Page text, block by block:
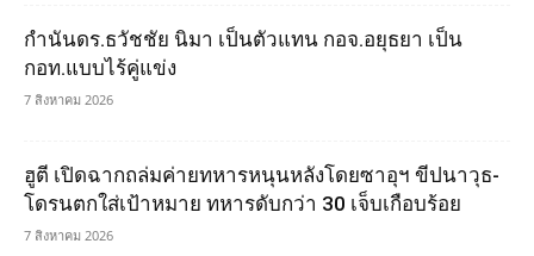
กำนันดร.ธวัชชัย นิมา เป็นตัวแทน กอจ.อยุธยา เป็น
กอท.แบบไร้คู่แข่ง
7 สิงหาคม 2026
ฮูตี เปิดฉากถล่มค่ายทหารหนุนหลังโดยซาอุฯ ขีปนาวุธ-
โดรนตกใส่เป้าหมาย ทหารดับกว่า 30 เจ็บเกือบร้อย
7 สิงหาคม 2026